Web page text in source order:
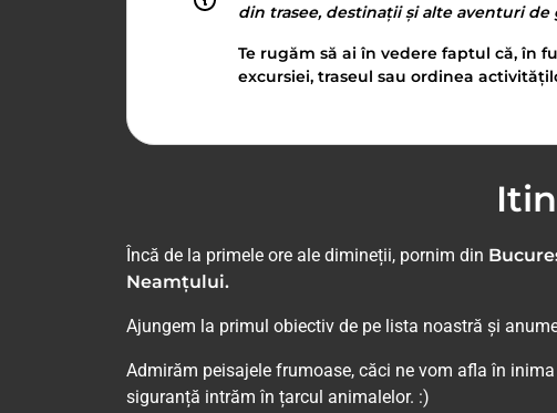
din trasee, destinații și alte aventuri de
Te rugăm să ai în vedere faptul că, în
excursiei, traseul sau ordinea
Încă de la primele ore ale dimineții, pornim din
Neamțului.
Ajungem la primul obiectiv de pe lista noastră și
Admirăm peisajele frumoase, căci ne vom afla în
siguranță intrăm în țarcul animalelor. :)